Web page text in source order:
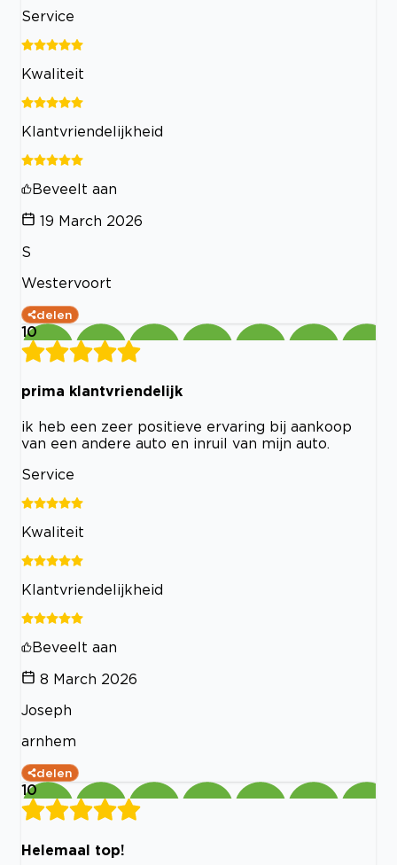
Service
Kwaliteit
Klantvriendelijkheid
Beveelt aan
19 March 2026
S
Westervoort
delen
10
prima klantvriendelijk
ik heb een zeer positieve ervaring bij aankoop
van een andere auto en inruil van mijn auto.
Service
Kwaliteit
Klantvriendelijkheid
Beveelt aan
8 March 2026
Joseph
arnhem
delen
10
Helemaal top!